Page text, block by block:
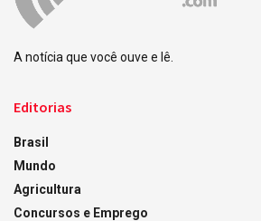
A notícia que você ouve e lê.
Editorias
Brasil
Mundo
Agricultura
Concursos e Emprego